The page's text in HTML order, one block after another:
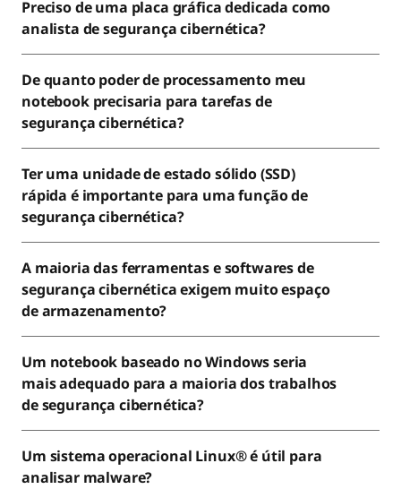
Preciso de uma placa gráfica dedicada como
analista de segurança cibernética?
De quanto poder de processamento meu
notebook precisaria para tarefas de
segurança cibernética?
Ter uma unidade de estado sólido (SSD)
rápida é importante para uma função de
segurança cibernética?
A maioria das ferramentas e softwares de
segurança cibernética exigem muito espaço
de armazenamento?
Um notebook baseado no Windows seria
mais adequado para a maioria dos trabalhos
de segurança cibernética?
Um sistema operacional Linux® é útil para
analisar malware?